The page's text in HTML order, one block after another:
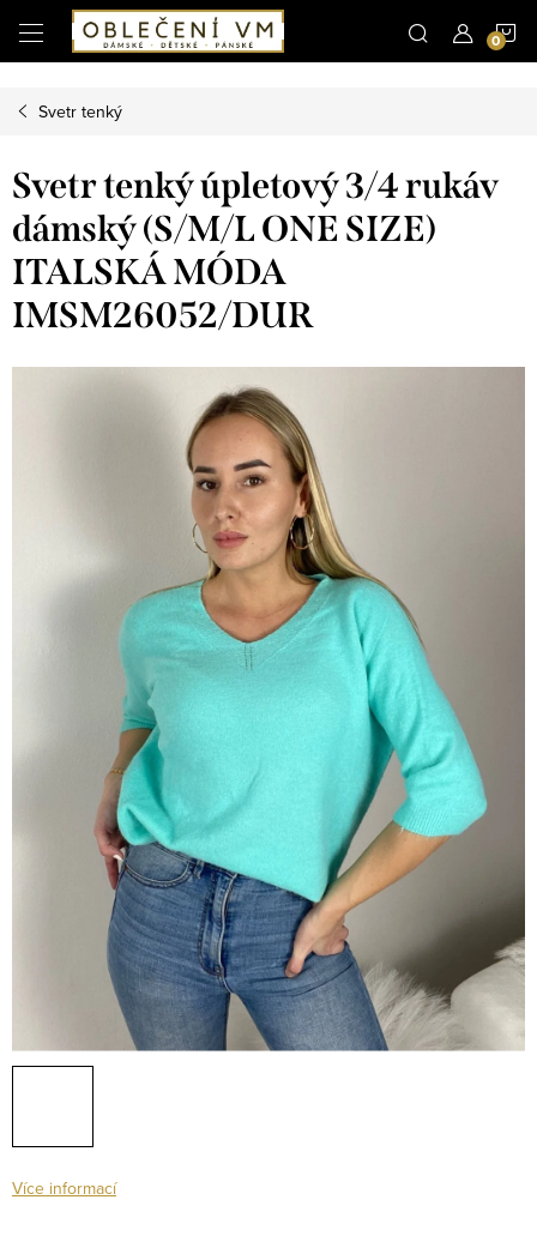
Microsoft Clarity
Přejít
na
Svetr tenký
Svetr tenký úpletový 3/4 rukáv
dámský (S/M/L ONE SIZE)
ITALSKÁ MÓDA
IMSM26052/DUR
Více informací